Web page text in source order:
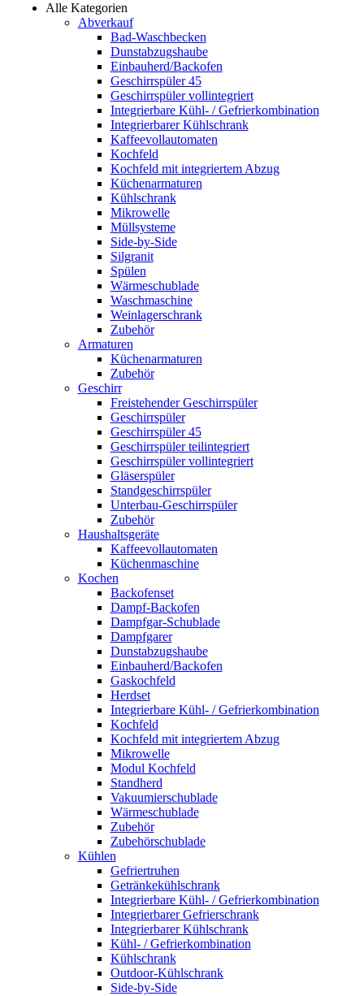
Alle Kategorien
Abverkauf
Bad-Waschbecken
Dunstabzugshaube
Einbauherd/Backofen
Geschirrspüler 45
Geschirrspüler vollintegriert
Integrierbare Kühl- / Gefrierkombination
Integrierbarer Kühlschrank
Kaffeevollautomaten
Kochfeld
Kochfeld mit integriertem Abzug
Küchenarmaturen
Kühlschrank
Mikrowelle
Müllsysteme
Side-by-Side
Silgranit
Spülen
Wärmeschublade
Waschmaschine
Weinlagerschrank
Zubehör
Armaturen
Küchenarmaturen
Zubehör
Geschirr
Freistehender Geschirrspüler
Geschirrspüler
Geschirrspüler 45
Geschirrspüler teilintegriert
Geschirrspüler vollintegriert
Gläserspüler
Standgeschirrspüler
Unterbau-Geschirrspüler
Zubehör
Haushaltsgeräte
Kaffeevollautomaten
Küchenmaschine
Kochen
Backofenset
Dampf-Backofen
Dampfgar-Schublade
Dampfgarer
Dunstabzugshaube
Einbauherd/Backofen
Gaskochfeld
Herdset
Integrierbare Kühl- / Gefrierkombination
Kochfeld
Kochfeld mit integriertem Abzug
Mikrowelle
Modul Kochfeld
Standherd
Vakuumierschublade
Wärmeschublade
Zubehör
Zubehörschublade
Kühlen
Gefriertruhen
Getränkekühlschrank
Integrierbare Kühl- / Gefrierkombination
Integrierbarer Gefrierschrank
Integrierbarer Kühlschrank
Kühl- / Gefrierkombination
Kühlschrank
Outdoor-Kühlschrank
Side-by-Side